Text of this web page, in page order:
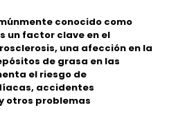
conocido como
un factor clave en el
una afección en la
de grasa en las
el riesgo de
accidentes
otros problemas